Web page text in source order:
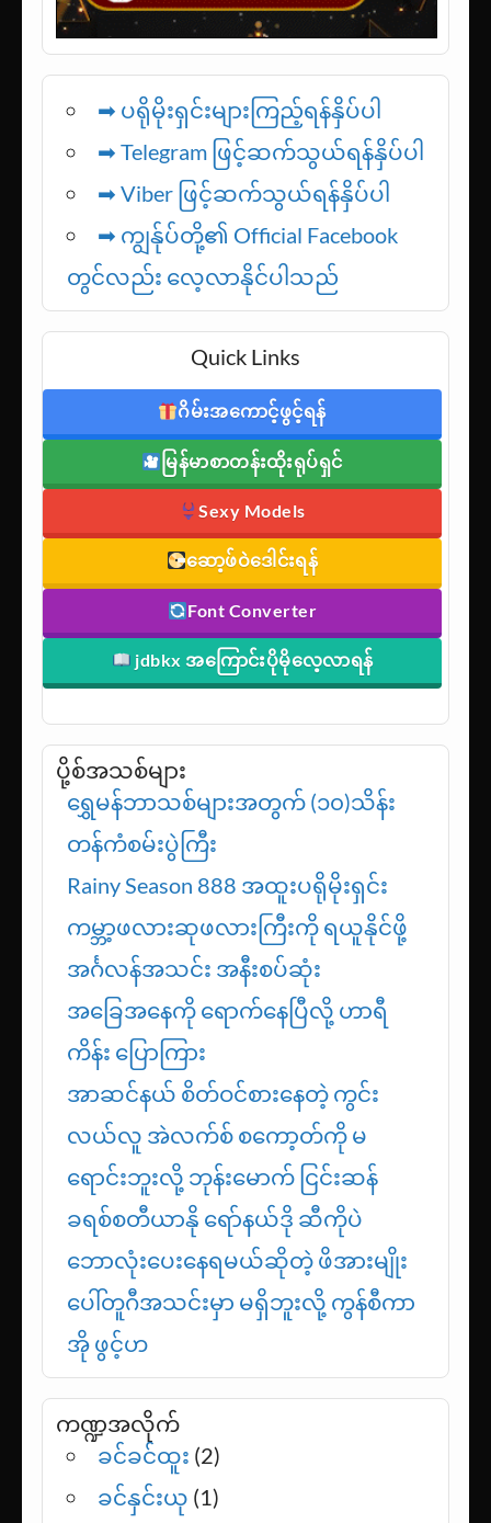
➡ ပရိုမိုးရှင်းများကြည့်ရန်နှိပ်ပါ
➡ Telegram ဖြင့်ဆက်သွယ်ရန်နှိပ်ပါ
➡ Viber ဖြင့်ဆက်သွယ်ရန်နှိပ်ပါ
➡ ကျွန်ုပ်တို့၏ Official Facebook
တွင်လည်း လေ့လာနိုင်ပါသည်
Quick Links
ဂိမ်းအကောင့်ဖွင့်ရန်
မြန်မာစာတန်းထိုးရုပ်ရှင်
Sexy Models
ဆော့ဖ်ဝဲဒေါင်းရန်
Font Converter
jdbkx အကြောင်းပိုမိုလေ့လာရန်
ပို့စ်အသစ်များ
ရွှေမန်ဘာသစ်များအတွက် (၁၀)သိန်း
တန်ကံစမ်းပွဲကြီး
Rainy Season 888 အထူးပရိုမိုးရှင်း
ကမ္ဘာ့ဖလားဆုဖလားကြီးကို ရယူနိုင်ဖို့
အင်္ဂလန်အသင်း အနီးစပ်ဆုံး
အခြေအနေကို ရောက်နေပြီလို့ ဟာရီ
ကိန်း ပြောကြား
အာဆင်နယ် စိတ်ဝင်စားနေတဲ့ ကွင်း
လယ်လူ အဲလက်စ် စကော့တ်ကို မ
ရောင်းဘူးလို့ ဘုန်းမောက် ငြင်းဆန်
ခရစ်စတီယာနို ရော်နယ်ဒို ဆီကိုပဲ
ဘောလုံးပေးနေရမယ်ဆိုတဲ့ ဖိအားမျိုး
ပေါ်တူဂီအသင်းမှာ မရှိဘူးလို့ ကွန်စီကာ
အို ဖွင့်ဟ
ကဏ္ဍအလိုက်
ခင်ခင်ထူး (2)
ခင်နှင်းယု (1)